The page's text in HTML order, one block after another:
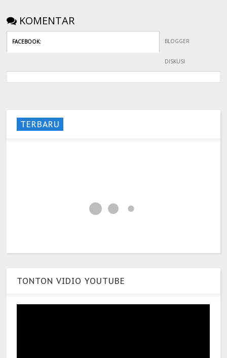
KOMENTAR
FACEBOOK: BLOGGER
DISKUSI
TERBARU
TONTON VIDIO YOUTUBE